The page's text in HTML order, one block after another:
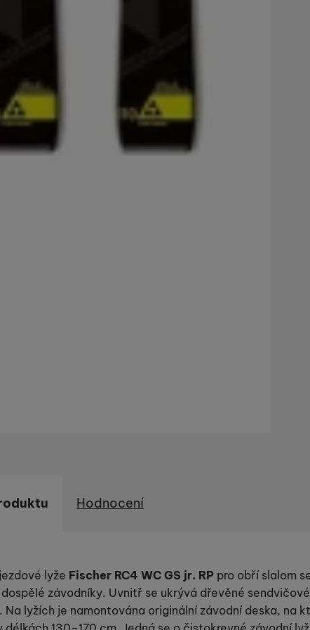
Hodnocení
lyže Fischer RC4 WC GS jr. RP pro obří slalom
závodníky. Uvnitř se ukrývá dřevěné
. Na lyžích je namontována originální závodní deska, na